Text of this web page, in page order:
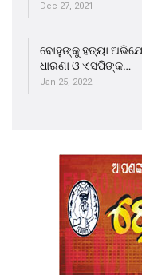
Dec 27, 2021
ବୋହୁଙ୍କୁ ହତ୍ୟା
ଧାରଣା ଓ ଏସପିଙ୍କ…
Jan 25, 2022